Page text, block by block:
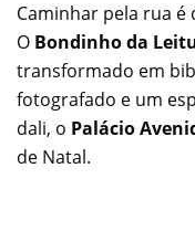
Caminhar pela rua
O Bondinho da
transformado em
fotografado e um
dali, o Palácio
de Natal.